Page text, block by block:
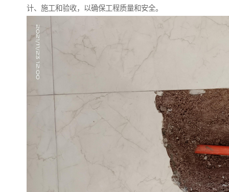
计、施工和验收，以确保工程质量和安全。